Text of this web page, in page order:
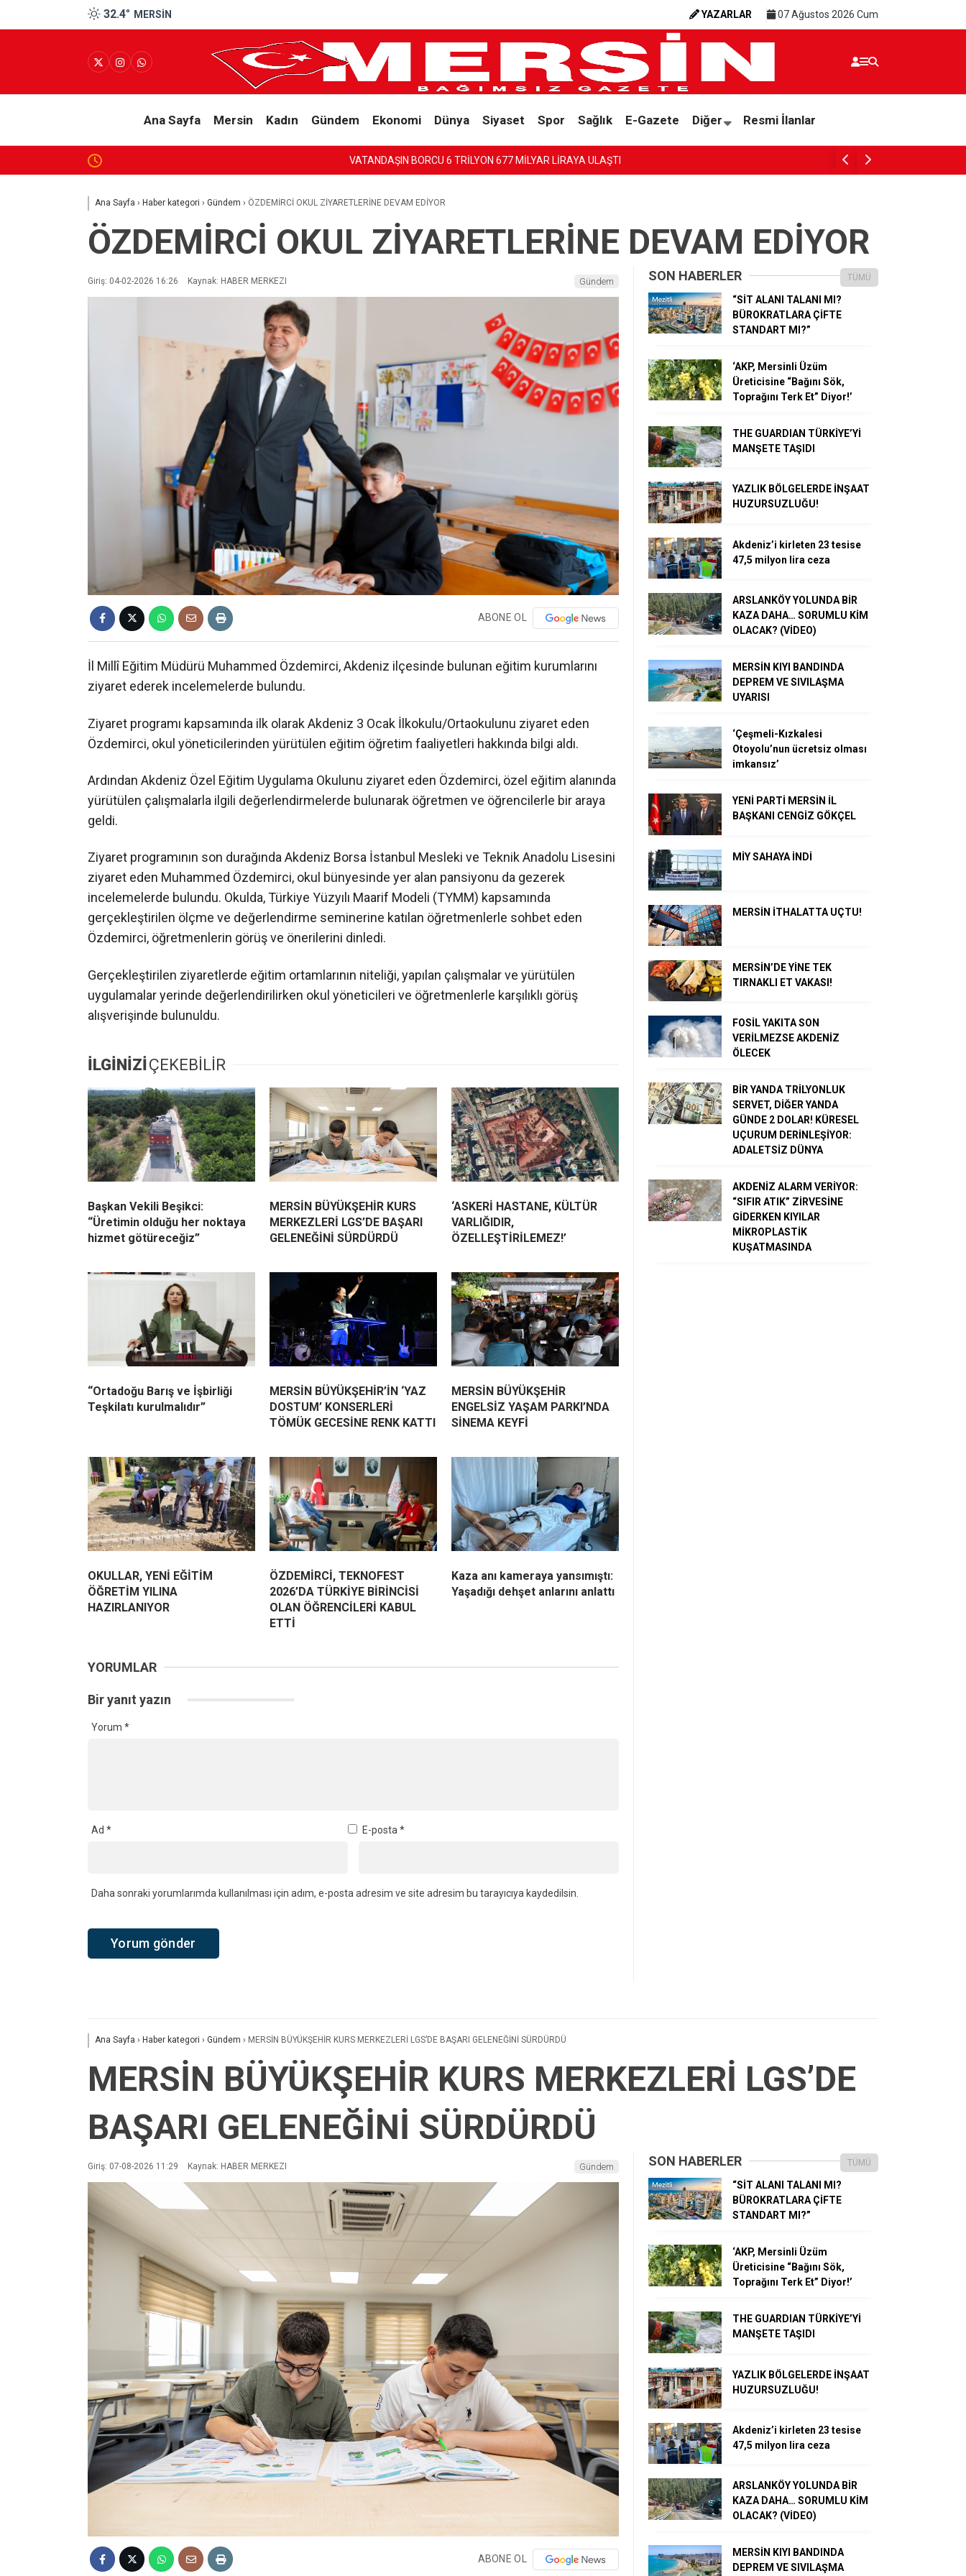
32.4° MERSIN YAZARLAR 07 Ağustos 2026 Cum
Ana Sayfa Mersin Kadın Gündem Ekonomi Dünya Siyaset Spor Sağlık E-Gazete Diğer Resmi İlanlar
VATANDAŞIN BORCU 6 TRİLYON 677 MİLYAR LİRAYA ULAŞTI Başkan Vekili Beşikci: “Üretimin olduğu
Ana Sayfa › Haber kategori › Gündem › ÖZDEMİRCİ OKUL ZİYARETLERİNE DEVAM EDİYOR
ÖZDEMİRCİ OKUL ZİYARETLERİNE DEVAM EDİYOR
Giriş: 04-02-2026 16:26 Kaynak: HABER MERKEZI Gündem
ABONE OL
İl Millî Eğitim Müdürü Muhammed Özdemirci, Akdeniz ilçesinde bulunan eğitim kurumlarını
ziyaret ederek incelemelerde bulundu.
Ziyaret programı kapsamında ilk olarak Akdeniz 3 Ocak İlkokulu/Ortaokulunu ziyaret eden
Özdemirci, okul yöneticilerinden yürütülen eğitim öğretim faaliyetleri hakkında bilgi aldı.
Ardından Akdeniz Özel Eğitim Uygulama Okulunu ziyaret eden Özdemirci, özel eğitim alanında
yürütülen çalışmalarla ilgili değerlendirmelerde bulunarak öğretmen ve öğrencilerle bir araya
geldi.
Ziyaret programının son durağında Akdeniz Borsa İstanbul Mesleki ve Teknik Anadolu Lisesini
ziyaret eden Muhammed Özdemirci, okul bünyesinde yer alan pansiyonu da gezerek
incelemelerde bulundu. Okulda, Türkiye Yüzyılı Maarif Modeli (TYMM) kapsamında
gerçekleştirilen ölçme ve değerlendirme seminerine katılan öğretmenlerle sohbet eden
Özdemirci, öğretmenlerin görüş ve önerilerini dinledi.
Gerçekleştirilen ziyaretlerde eğitim ortamlarının niteliği, yapılan çalışmalar ve yürütülen
uygulamalar yerinde değerlendirilirken okul yöneticileri ve öğretmenlerle karşılıklı görüş
alışverişinde bulunuldu.
İLGİNİZİ ÇEKEBİLİR
Başkan Vekili Beşikci:
“Üretimin olduğu her noktaya
hizmet götüreceğiz”
MERSİN BÜYÜKŞEHİR KURS
MERKEZLERİ LGS’DE BAŞARI
GELENEĞİNİ SÜRDÜRDÜ
‘ASKERİ HASTANE, KÜLTÜR
VARLIĞIDIR,
ÖZELLEŞTİRİLEMEZ!’
“Ortadoğu Barış ve İşbirliği
Teşkilatı kurulmalıdır”
MERSİN BÜYÜKŞEHİR’İN ‘YAZ
DOSTUM’ KONSERLERİ
TÖMÜK GECESİNE RENK KATTI
MERSİN BÜYÜKŞEHİR
ENGELSİZ YAŞAM PARKI’NDA
SİNEMA KEYFİ
OKULLAR, YENİ EĞİTİM
ÖĞRETİM YILINA
HAZIRLANIYOR
ÖZDEMİRCİ, TEKNOFEST
2026’DA TÜRKİYE BİRİNCİSİ
OLAN ÖĞRENCİLERİ KABUL
ETTİ
Kaza anı kameraya yansımıştı:
Yaşadığı dehşet anlarını anlattı
YORUMLAR
Bir yanıt yazın
Yorum *
Ad * E-posta *
Daha sonraki yorumlarımda kullanılması için adım, e-posta adresim ve site adresim bu tarayıcıya kaydedilsin.
SON HABERLER TÜMÜ
“SİT ALANI TALANI MI?
BÜROKRATLARA ÇİFTE
STANDART MI?”
‘AKP, Mersinli Üzüm
Üreticisine “Bağını Sök,
Toprağını Terk Et” Diyor!’
THE GUARDIAN TÜRKİYE’Yİ
MANŞETE TAŞIDI
YAZLIK BÖLGELERDE İNŞAAT
HUZURSUZLUĞU!
Akdeniz’i kirleten 23 tesise
47,5 milyon lira ceza
ARSLANKÖY YOLUNDA BİR
KAZA DAHA… SORUMLU KİM
OLACAK? (VİDEO)
MERSİN KIYI BANDINDA
DEPREM VE SIVILAŞMA
UYARISI
‘Çeşmeli-Kızkalesi
Otoyolu’nun ücretsiz olması
imkansız’
YENİ PARTİ MERSİN İL
BAŞKANI CENGİZ GÖKÇEL
MİY SAHAYA İNDİ
MERSİN İTHALATTA UÇTU!
MERSİN’DE YİNE TEK
TIRNAKLI ET VAKASI!
FOSİL YAKITA SON
VERİLMEZSE AKDENİZ
ÖLECEK
BİR YANDA TRİLYONLUK
SERVET, DİĞER YANDA
GÜNDE 2 DOLAR! KÜRESEL
UÇURUM DERİNLEŞİYOR:
ADALETSİZ DÜNYA
AKDENİZ ALARM VERİYOR:
“SIFIR ATIK” ZİRVESİNE
GİDERKEN KIYILAR
MİKROPLASTİK
KUŞATMASINDA
Ana Sayfa › Haber kategori › Gündem › MERSİN BÜYÜKŞEHİR KURS MERKEZLERİ LGS’DE BAŞARI GELENEĞİNİ SÜRDÜRDÜ
MERSİN BÜYÜKŞEHİR KURS MERKEZLERİ LGS’DE
BAŞARI GELENEĞİNİ SÜRDÜRDÜ
Giriş: 07-08-2026 11:29 Kaynak: HABER MERKEZI Gündem
ABONE OL
SON HABERLER TÜMÜ
“SİT ALANI TALANI MI?
BÜROKRATLARA ÇİFTE
STANDART MI?”
‘AKP, Mersinli Üzüm
Üreticisine “Bağını Sök,
Toprağını Terk Et” Diyor!’
THE GUARDIAN TÜRKİYE’Yİ
MANŞETE TAŞIDI
YAZLIK BÖLGELERDE İNŞAAT
HUZURSUZLUĞU!
Akdeniz’i kirleten 23 tesise
47,5 milyon lira ceza
ARSLANKÖY YOLUNDA BİR
KAZA DAHA… SORUMLU KİM
OLACAK? (VİDEO)
MERSİN KIYI BANDINDA
DEPREM VE SIVILAŞMA